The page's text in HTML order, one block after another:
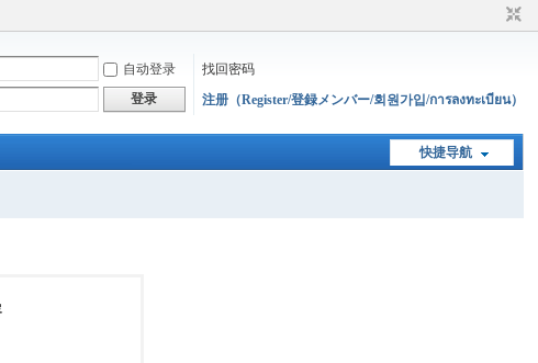
自动登录
找回密码
登录 注册（Register/登録メンバー/회원가입/การลงทะเบียน）
快捷导航